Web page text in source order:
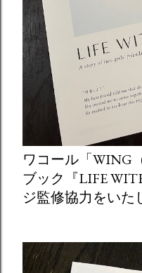
ワコール「WING
ブック『LIFE
ジ監修協力をいた